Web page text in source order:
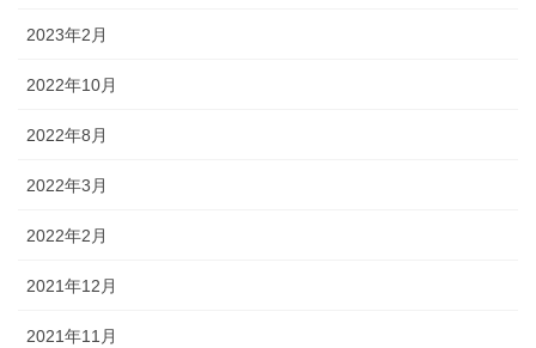
2023年2月
2022年10月
2022年8月
2022年3月
2022年2月
2021年12月
2021年11月